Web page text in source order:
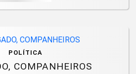
POLÍTICA
COMPANHEIROS